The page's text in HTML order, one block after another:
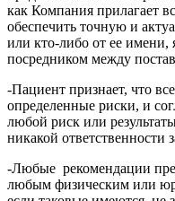
как Компания прилагает
обеспечить точную и
или кто-либо от ее имени,
посредником между
-Пациент признает, что
определенные риски, и
любой риск или
никакой ответственности
-Любые рекомендации
любым физическим или